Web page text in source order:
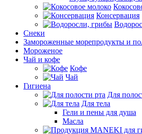
Консервация
Снеки
Замороженные морепродукты и
Мороженое
Чай и кофе
Кофе
Чай
Гигиена
Для
Для тела
Гели и пены для душа
Масла